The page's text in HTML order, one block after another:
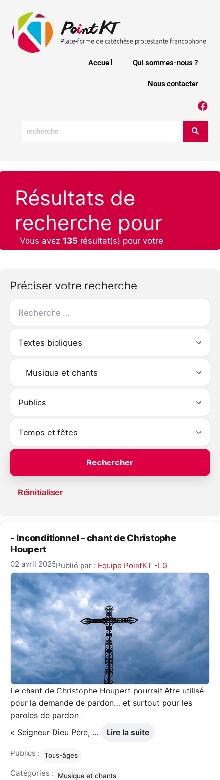
Accueil Qui sommes-nous ?
Nous contacter
Résultats de
recherche pour
Vous avez 135 résultat(s) pour votre
Préciser votre recherche
Réinitialiser
- Inconditionnel – chant de Christophe
Houpert
02 avril 2025Publié par : Equipe PointKT -LG
Le chant de Christophe Houpert pourrait être utilisé
pour la demande de pardon… et surtout pour les
paroles de pardon :
« Seigneur Dieu Père, …
Lire la suite
Publics : Tous-âges
Catégories : Musique et chants